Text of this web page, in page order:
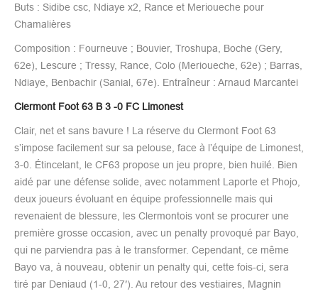
Buts : Sidibe csc, Ndiaye x2, Rance et Merioueche pour
Chamalières
Composition : Fourneuve ; Bouvier, Troshupa, Boche (Gery,
62e), Lescure ; Tressy, Rance, Colo (Merioueche, 62e) ; Barras,
Ndiaye, Benbachir (Sanial, 67e). Entraîneur : Arnaud Marcantei
Clermont Foot 63 B 3 -0 FC Limonest
Clair, net et sans bavure ! La réserve du Clermont Foot 63
s’impose facilement sur sa pelouse, face à l’équipe de Limonest,
3-0. Étincelant, le CF63 propose un jeu propre, bien huilé. Bien
aidé par une défense solide, avec notamment Laporte et Phojo,
deux joueurs évoluant en équipe professionnelle mais qui
revenaient de blessure, les Clermontois vont se procurer une
première grosse occasion, avec un penalty provoqué par Bayo,
qui ne parviendra pas à le transformer. Cependant, ce même
Bayo va, à nouveau, obtenir un penalty qui, cette fois-ci, sera
tiré par Deniaud (1-0, 27′). Au retour des vestiaires, Magnin